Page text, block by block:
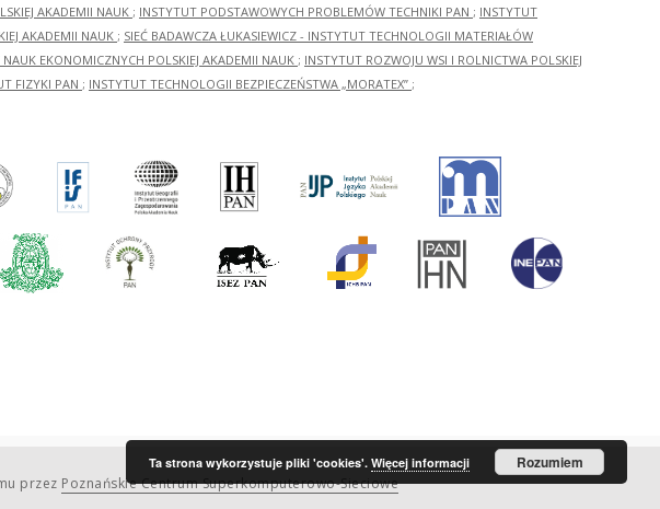
AKADEMII NAUK ; INSTYTUT PODSTAWOWYCH PROBLEMÓW TECHNIKI PAN ; INSTYTUT
AKADEMII NAUK ; SIEĆ BADAWCZA ŁUKASIEWICZ - INSTYTUT TECHNOLOGII MATERIAŁÓW
EKONOMICZNYCH POLSKIEJ AKADEMII NAUK ; INSTYTUT ROZWOJU WSI I ROLNICTWA POLSKIEJ
FIZYKI PAN ; INSTYTUT TECHNOLOGII BEZPIECZEŃSTWA „MORATEX” ;
przez Poznańskie Centrum Superkomputerowo-Sieciowe
Ta strona wykorzystuje pliki 'cookies'. Więcej informacji Rozumiem